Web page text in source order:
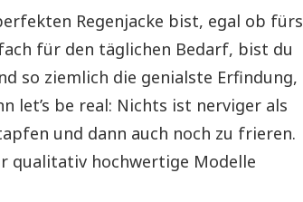
Regenjacke bist, egal ob fürs
für den täglichen Bedarf, bist du
so ziemlich die genialste Erfindung,
let’s be real: Nichts ist nerviger als
und dann auch noch zu frieren.
qualitativ hochwertige Modelle